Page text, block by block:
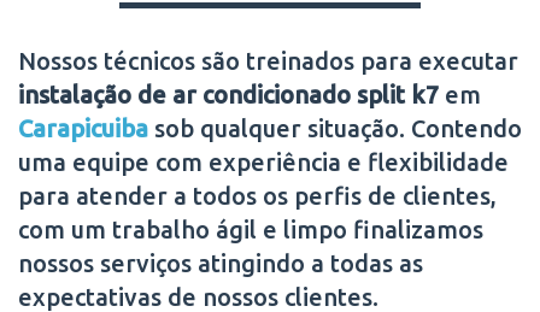
Nossos técnicos são treinados para executar
instalação de ar condicionado split k7 em
Carapicuiba sob qualquer situação. Contendo
uma equipe com experiência e flexibilidade
para atender a todos os perfis de clientes,
com um trabalho ágil e limpo finalizamos
nossos serviços atingindo a todas as
expectativas de nossos clientes.